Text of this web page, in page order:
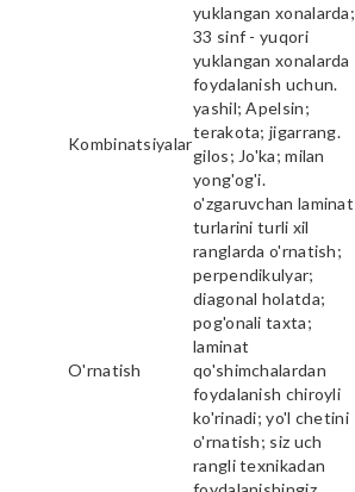
yuklangan xonalarda;
33 sinf - yuqori
yuklangan xonalarda
foydalanish uchun.
Kombinatsiyalar
yashil; Apelsin;
terakota; jigarrang.
gilos; Jo'ka; milan
yong'og'i.
O'rnatish
o'zgaruvchan laminat
turlarini turli xil
ranglarda o'rnatish;
perpendikulyar;
diagonal holatda;
pog'onali taxta;
laminat
qo'shimchalardan
foydalanish chiroyli
ko'rinadi; yo'l chetini
o'rnatish; siz uch
rangli texnikadan